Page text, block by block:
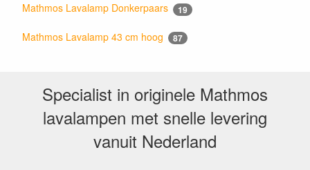
Mathmos Lavalamp Donkerpaars 19
Mathmos Lavalamp 43 cm hoog 87
Specialist in originele Mathmos
lavalampen met snelle levering
vanuit Nederland